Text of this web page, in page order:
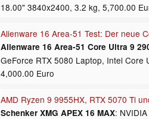
18.00" 3840x2400, 3.2 kg, 5,700.00
Alienware 16 Area-51 Test: Der neue
Alienware 16 Area-51 Core Ultra 9
GeForce RTX 5080 Laptop, Intel
4,000.00 Euro
AMD Ryzen 9 9955HX, RTX 5070 Ti
Schenker XMG APEX 16 MAX: